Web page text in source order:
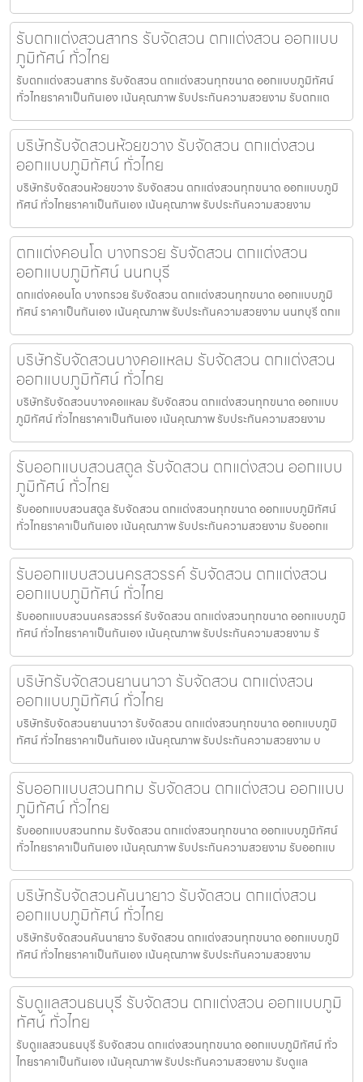
รับตกแต่งสวนสาทร รับจัดสวน ตกแต่งสวน ออกแบบ
ภูมิทัศน์ ทั่วไทย
รับตกแต่งสวนสาทร รับจัดสวน ตกแต่งสวนทุกขนาด ออกแบบภูมิทัศน์
ทั่วไทยราคาเป็นกันเอง เน้นคุณภาพ รับประกันความสวยงาม รับตกแต
บริษัทรับจัดสวนห้วยขวาง รับจัดสวน ตกแต่งสวน
ออกแบบภูมิทัศน์ ทั่วไทย
บริษัทรับจัดสวนห้วยขวาง รับจัดสวน ตกแต่งสวนทุกขนาด ออกแบบภูมิ
ทัศน์ ทั่วไทยราคาเป็นกันเอง เน้นคุณภาพ รับประกันความสวยงาม
ตกแต่งคอนโด บางกรวย รับจัดสวน ตกแต่งสวน
ออกแบบภูมิทัศน์ นนทบุรี
ตกแต่งคอนโด บางกรวย รับจัดสวน ตกแต่งสวนทุกขนาด ออกแบบภูมิ
ทัศน์ ราคาเป็นกันเอง เน้นคุณภาพ รับประกันความสวยงาม นนทบุรี ตกแ
บริษัทรับจัดสวนบางคอแหลม รับจัดสวน ตกแต่งสวน
ออกแบบภูมิทัศน์ ทั่วไทย
บริษัทรับจัดสวนบางคอแหลม รับจัดสวน ตกแต่งสวนทุกขนาด ออกแบบ
ภูมิทัศน์ ทั่วไทยราคาเป็นกันเอง เน้นคุณภาพ รับประกันความสวยงาม
รับออกแบบสวนสตูล รับจัดสวน ตกแต่งสวน ออกแบบ
ภูมิทัศน์ ทั่วไทย
รับออกแบบสวนสตูล รับจัดสวน ตกแต่งสวนทุกขนาด ออกแบบภูมิทัศน์
ทั่วไทยราคาเป็นกันเอง เน้นคุณภาพ รับประกันความสวยงาม รับออกแ
รับออกแบบสวนนครสวรรค์ รับจัดสวน ตกแต่งสวน
ออกแบบภูมิทัศน์ ทั่วไทย
รับออกแบบสวนนครสวรรค์ รับจัดสวน ตกแต่งสวนทุกขนาด ออกแบบภูมิ
ทัศน์ ทั่วไทยราคาเป็นกันเอง เน้นคุณภาพ รับประกันความสวยงาม รั
บริษัทรับจัดสวนยานนาวา รับจัดสวน ตกแต่งสวน
ออกแบบภูมิทัศน์ ทั่วไทย
บริษัทรับจัดสวนยานนาวา รับจัดสวน ตกแต่งสวนทุกขนาด ออกแบบภูมิ
ทัศน์ ทั่วไทยราคาเป็นกันเอง เน้นคุณภาพ รับประกันความสวยงาม บ
รับออกแบบสวนกทม รับจัดสวน ตกแต่งสวน ออกแบบ
ภูมิทัศน์ ทั่วไทย
รับออกแบบสวนกทม รับจัดสวน ตกแต่งสวนทุกขนาด ออกแบบภูมิทัศน์
ทั่วไทยราคาเป็นกันเอง เน้นคุณภาพ รับประกันความสวยงาม รับออกแบ
บริษัทรับจัดสวนคันนายาว รับจัดสวน ตกแต่งสวน
ออกแบบภูมิทัศน์ ทั่วไทย
บริษัทรับจัดสวนคันนายาว รับจัดสวน ตกแต่งสวนทุกขนาด ออกแบบภูมิ
ทัศน์ ทั่วไทยราคาเป็นกันเอง เน้นคุณภาพ รับประกันความสวยงาม
รับดูแลสวนธนบุรี รับจัดสวน ตกแต่งสวน ออกแบบภูมิ
ทัศน์ ทั่วไทย
รับดูแลสวนธนบุรี รับจัดสวน ตกแต่งสวนทุกขนาด ออกแบบภูมิทัศน์ ทั่ว
ไทยราคาเป็นกันเอง เน้นคุณภาพ รับประกันความสวยงาม รับดูแล